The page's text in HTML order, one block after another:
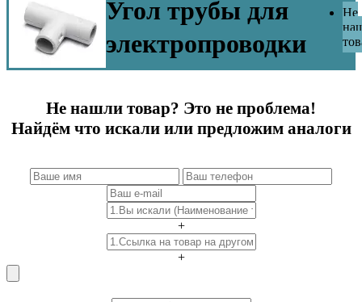
Угол трубы для
электропроводки
Не
Не нашли товар? Это не проблема!
Найдём что искали или предложим аналоги
+
+